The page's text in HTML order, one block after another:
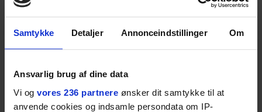
Samtykke Detaljer Annonceindstillinger Om
Ansvarlig brug af dine data
Vi og vores 236 partnere ønsker dit samtykke til at
anvende cookies og indsamle persondata om IP-
Jeg er udpræget
midterbarn. Når min far
drak sig fuld og blev